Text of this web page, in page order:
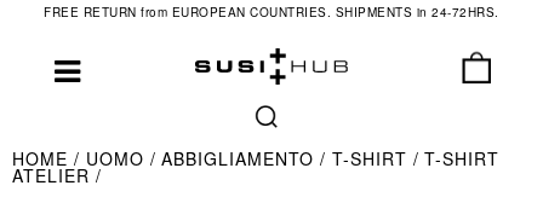
FREE RETURN from EUROPEAN COUNTRIES. SHIPMENTS in 24-72HRS.
HOME UOMO ABBIGLIAMENTO T-SHIRT T-SHIRT
ATELIER